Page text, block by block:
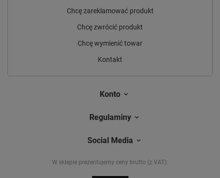
Chcę zareklamować produkt
Chcę zwrócić produkt
Chcę wymienić towar
Kontakt
Konto
Regulaminy
Social Media
W sklepie prezentujemy ceny brutto (z VAT).